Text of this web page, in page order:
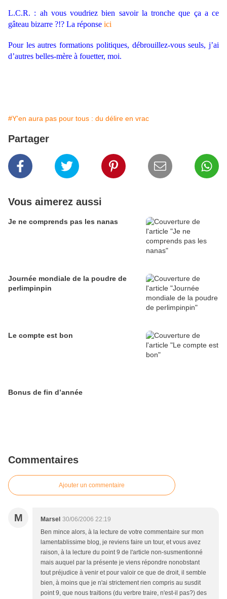
L.C.R. : ah vous voudriez bien savoir la tronche que ça a ce
gâteau bizarre ?!? La réponse ici
Pour les autres formations politiques, débrouillez-vous seuls, j’ai
d’autres belles-mère à fouetter, moi.
#Y'en aura pas pour tous : du délire en vrac
Partager
Vous aimerez aussi
Je ne comprends pas les nanas
Journée mondiale de la poudre de
perlimpinpin
Le compte est bon
Bonus de fin d’année
Commentaires
Ajouter un commentaire
M Marsel 30/06/2006 22:19
Ben mince alors, à la lecture de votre commentaire sur mon
lamentablissime blog, je reviens faire un tour, et vous avez
raison, à la lecture du point 9 de l'article non-susmentionné
mais auquel par la présente je viens répondre nonobstant
tout préjudice à venir et pour valoir ce que de droit, il semble
bien, à moins que je n'ai strictement rien compris au susdit
point 9, que nous traitions (du verbre traire, n'est-il pas?) des